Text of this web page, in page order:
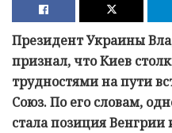
Президент Украины
признал, что Киев
трудностями на пути
Союз. По его словам,
стала позиция